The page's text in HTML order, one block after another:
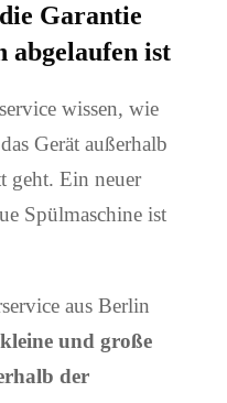
Garantie
abgelaufen ist
wissen, wie
Gerät außerhalb
geht. Ein neuer
Spülmaschine ist
aus Berlin
kleine und große
der